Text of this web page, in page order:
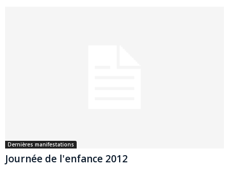
Dernières manifestations
Journée de l'enfance 2012